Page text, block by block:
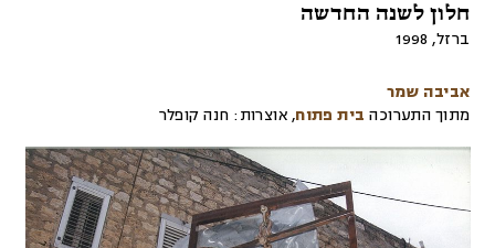
חלון לשנה החדשה
ברזל,
1998
אביבה שמר
מתוך התערוכה בית פתוח, אוצרות: חנה קופלר